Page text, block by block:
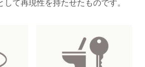
して再現性を持たせたものです。